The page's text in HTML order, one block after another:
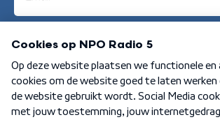
Aanmelden
Algemene voorwaarden